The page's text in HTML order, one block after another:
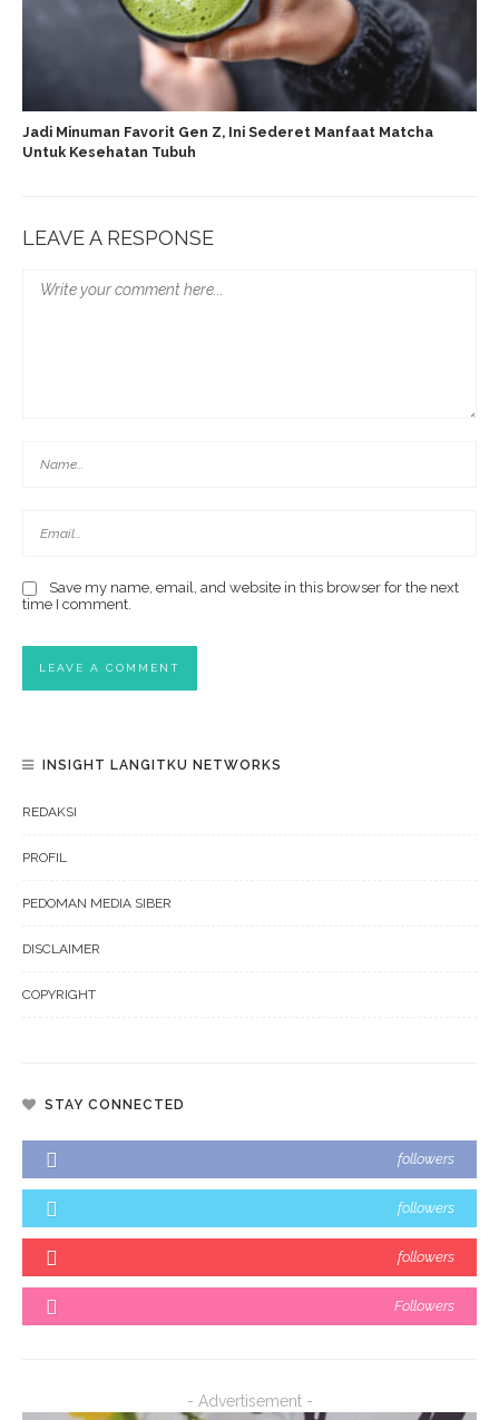
Jadi Minuman Favorit Gen Z, Ini Sederet Manfaat Matcha
Untuk Kesehatan Tubuh
LEAVE A RESPONSE
Save my name, email, and website in this browser for the next
time I comment.
INSIGHT LANGITKU NETWORKS
REDAKSI
PROFIL
PEDOMAN MEDIA SIBER
DISCLAIMER
COPYRIGHT
STAY CONNECTED
followers
followers
followers
Followers
- Advertisement -